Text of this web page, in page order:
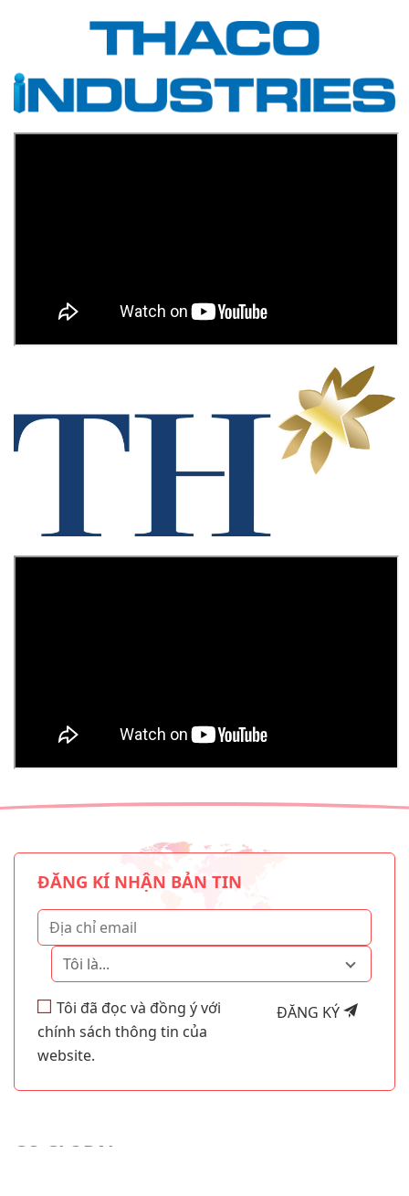
ĐĂNG KÍ NHẬN BẢN TIN
Tôi là...
ĐĂNG KÝ
Tôi đã đọc và đồng ý với
chính sách thông tin của
website.
GO GLOBAL